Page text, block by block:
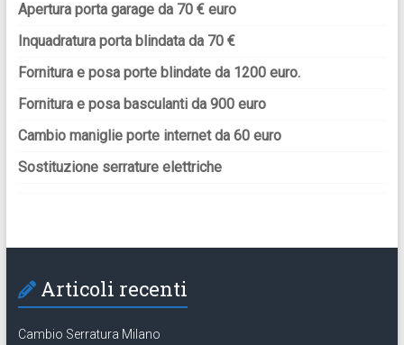
Apertura porta garage da 70 € euro
Inquadratura porta blindata da 70 €
Fornitura e posa porte blindate da 1200 euro.
Fornitura e posa basculanti da 900 euro
Cambio maniglie porte internet da 60 euro
Sostituzione serrature elettriche
Articoli recenti
Cambio Serratura Milano